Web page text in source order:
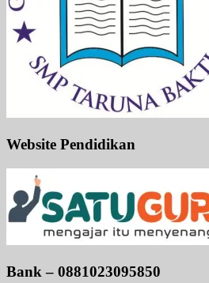
Website Pendidikan
Bank – 0881023095850